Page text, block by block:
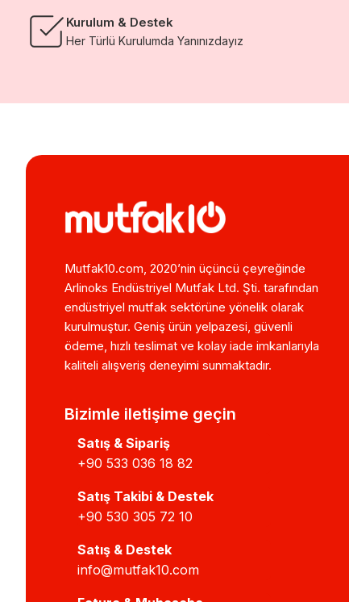
Kurulum & Destek
Her Türlü Kurulumda Yanınızdayız
Mutfak10.com, 2020’nin üçüncü çeyreğinde
Arlinoks Endüstriyel Mutfak Ltd. Şti. tarafından
endüstriyel mutfak sektörüne yönelik olarak
kurulmuştur. Geniş ürün yelpazesi, güvenli
ödeme, hızlı teslimat ve kolay iade imkanlarıyla
kaliteli alışveriş deneyimi sunmaktadır.
Bizimle iletişime geçin
Satış & Sipariş
+90 533 036 18 82
Satış Takibi & Destek
+90 530 305 72 10
Satış & Destek
info@mutfak10.com